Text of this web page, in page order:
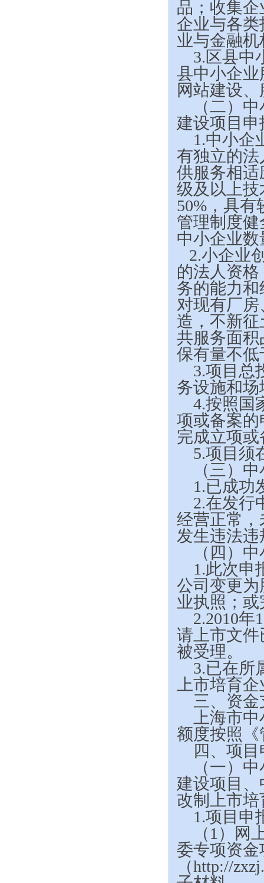
品；收集
企业与各
业与金融
3.区县中
县中小企
网站建设
（二）
建设项目申
1.中小企
有独立的
供服务相
级及以上
50%，具
管理制度
中小企业
2.小企业
的法人资
务的能力
对现有厂
造，不新征
共服务面
保有量不低
3.项目总
务设施和
4.按照国
项或备案
完成立项
5.项目须
（三）
1.已成功
2.在发行
经营正常
发生违法
（四）
1.此次申
公司变更
业执照；
2.2010年
请上市文
被受理。
3.已在所
上市培育
三、资
上海市
额度按照
四、项
（一）
建设项目
改制上市
1.项目申
（1）
委专项资
（http://